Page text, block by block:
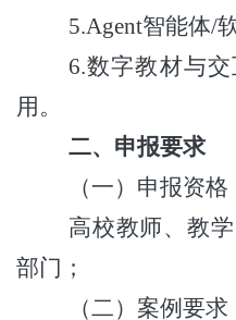
5.Agent智能体/
6.数字教材与
用。
二、申报要求
（一）申报资格
高校教师、教
部门；
（二）案例要求